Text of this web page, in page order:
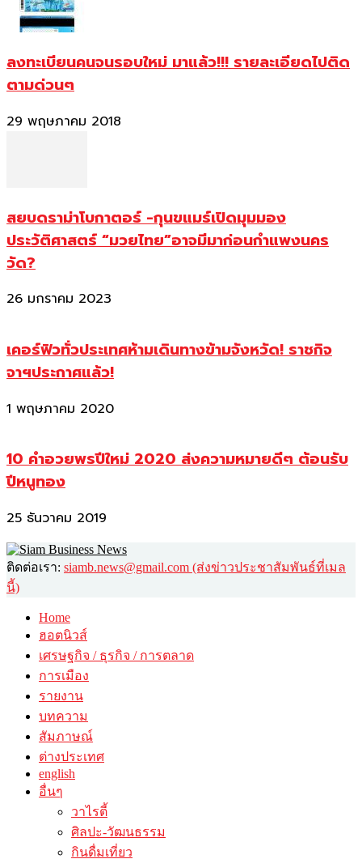
ลงทะเบียนคนจนรอบใหม่ มาแล้ว!!! รายละเอียดไปติด
ตามด่วนๆ
29 พฤษภาคม 2018
สยบดราม่าโบกาตอร์ -กุนขแมร์เปิดมุมมอง
ประวัติศาสตร์ “มวยไทย”อาจมีมาก่อนกำแพงนคร
วัด?
26 มกราคม 2023
เคอร์ฟิวทั่วประเทศห้ามเดินทางข้ามจังหวัด! ราชกิจ
จาฯประกาศแล้ว!
1 พฤษภาคม 2020
10 คำอวยพรปีใหม่ 2020 ส่งความหมายดีๆ ต้อนรับ
ปีหนูทอง
25 ธันวาคม 2019
ติดต่อเรา: siamb.news@gmail.com (ส่งข่าวประชาสัมพันธ์ที่เมล
นี้)
Home
ฮอตนิวส์
เศรษฐกิจ / ธุรกิจ / การตลาด
การเมือง
รายงาน
บทความ
สัมภาษณ์
ต่างประเทศ
english
อื่นๆ
วาไรตี้
ศิลปะ-วัฒนธรรม
กินดื่มเที่ยว